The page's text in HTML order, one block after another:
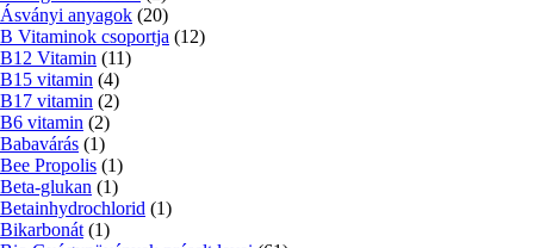
Ásványi anyagok (20)
B Vitaminok csoportja (12)
B12 Vitamin (11)
B15 vitamin (4)
B17 vitamin (2)
B6 vitamin (2)
Babavárás (1)
Bee Propolis (1)
Beta-glukan (1)
Betainhydrochlorid (1)
Bikarbonát (1)